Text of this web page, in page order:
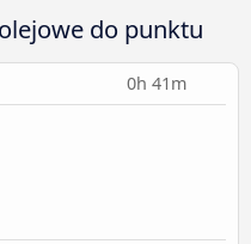
do punktu
0h 41m